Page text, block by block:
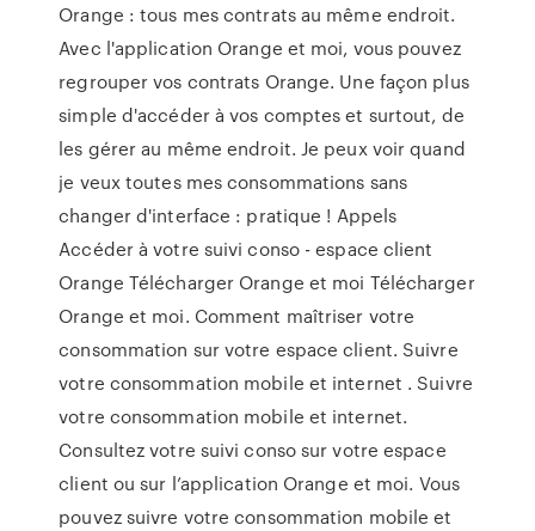
Orange : tous mes contrats au même endroit.
Avec l'application Orange et moi, vous pouvez
regrouper vos contrats Orange. Une façon plus
simple d'accéder à vos comptes et surtout, de
les gérer au même endroit. Je peux voir quand
je veux toutes mes consommations sans
changer d'interface : pratique ! Appels
Accéder à votre suivi conso - espace client
Orange Télécharger Orange et moi Télécharger
Orange et moi. Comment maîtriser votre
consommation sur votre espace client. Suivre
votre consommation mobile et internet . Suivre
votre consommation mobile et internet.
Consultez votre suivi conso sur votre espace
client ou sur l’application Orange et moi. Vous
pouvez suivre votre consommation mobile et